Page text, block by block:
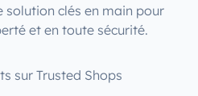
solution clés en main pour
et en toute sécurité.
sur Trusted Shops